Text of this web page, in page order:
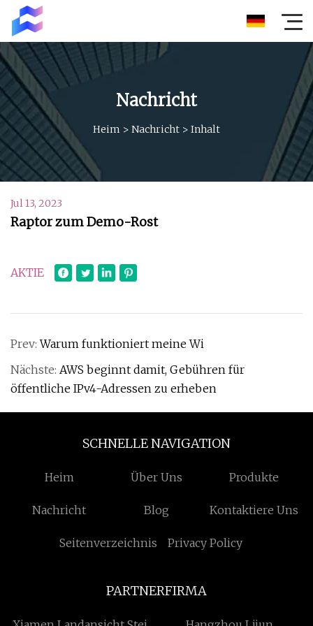
Nachricht
Heim > Nachricht > Inhalt
Jul 13, 2023
Raptor zum Demo-Rost
AKTIE
Prev:Warum funktioniert meine Wi
Nächste: AWS beginnt damit, Gebühren für
öffentliche IPv4-Adressen zu erheben
SCHNELLE NAVIGATION
Heim Über Uns Produkte
Nachricht Blog Kontaktiere Uns
Seitenverzeichnis Privacy Policy
PARTNERFIRMA